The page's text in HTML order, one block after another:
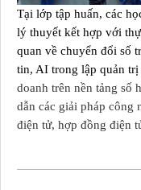
Tại lớp tập huấn, các
lý thuyết kết hợp với
quan về chuyển đổi số
tin, AI trong lập quản
doanh trên nền tảng số
dẫn các giải pháp công
điện tử, hợp đồng điện